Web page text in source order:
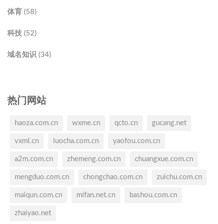
体育 (58)
科技 (52)
域名知识 (34)
热门网站
haoza.com.cn wxme.cn qcto.cn gucang.net
vxml.cn luocha.com.cn yaofou.com.cn
a2m.com.cn zhemeng.com.cn chuangxue.com.cn
mengduo.com.cn chongchao.com.cn zuichu.com.cn
maiqun.com.cn mifan.net.cn bashou.com.cn
zhaiyao.net